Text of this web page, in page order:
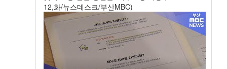
12,화/뉴스데스크/부산MBC)